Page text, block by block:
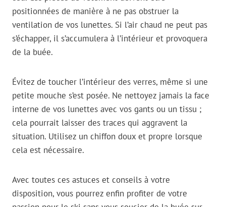
positionnées de manière à ne pas obstruer la
ventilation de vos lunettes. Si l’air chaud ne peut pas
s’échapper, il s’accumulera à l’intérieur et provoquera
de la buée.
Évitez de toucher l’intérieur des verres, même si une
petite mouche s’est posée. Ne nettoyez jamais la face
interne de vos lunettes avec vos gants ou un tissu ;
cela pourrait laisser des traces qui aggravent la
situation. Utilisez un chiffon doux et propre lorsque
cela est nécessaire.
Avec toutes ces astuces et conseils à votre
disposition, vous pourrez enfin profiter de votre